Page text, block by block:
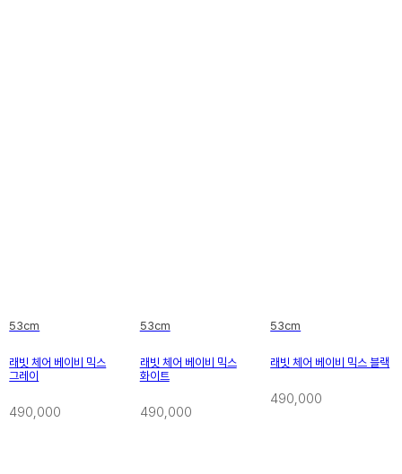
53cm
래빗 체어 베이비 믹스
그레이
490,000
53cm
래빗 체어 베이비 믹스
화이트
490,000
53cm
래빗 체어 베이비 믹스 블랙
490,000